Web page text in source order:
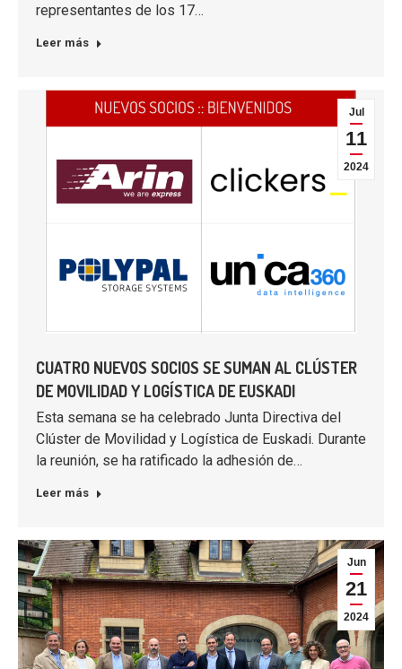
representantes de los 17…
Leer más
Jul
11
2024
CUATRO NUEVOS SOCIOS SE SUMAN AL CLÚSTER
DE MOVILIDAD Y LOGÍSTICA DE EUSKADI
Esta semana se ha celebrado Junta Directiva del
Clúster de Movilidad y Logística de Euskadi. Durante
la reunión, se ha ratificado la adhesión de…
Leer más
Jun
21
2024